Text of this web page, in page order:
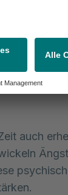
verlieren
zählen
auch